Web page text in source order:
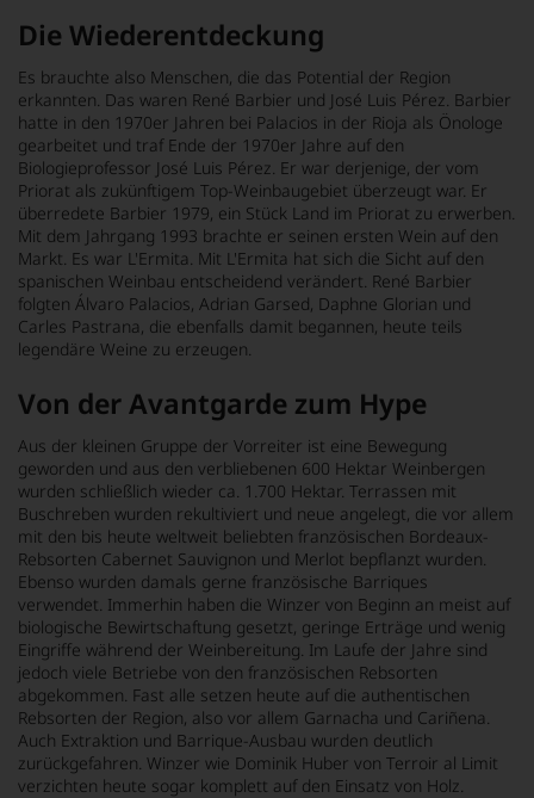
Die Wiederentdeckung
Es brauchte also Menschen, die das Potential der Region
erkannten. Das waren René Barbier und José Luis Pérez. Barbier
hatte in den 1970er Jahren bei Palacios in der Rioja als Önologe
gearbeitet und traf Ende der 1970er Jahre auf den
Biologieprofessor José Luis Pérez. Er war derjenige, der vom
Priorat als zukünftigem Top-Weinbaugebiet überzeugt war. Er
überredete Barbier 1979, ein Stück Land im Priorat zu erwerben.
Mit dem Jahrgang 1993 brachte er seinen ersten Wein auf den
Markt. Es war L'Ermita. Mit L'Ermita hat sich die Sicht auf den
spanischen Weinbau entscheidend verändert. René Barbier
folgten Álvaro Palacios, Adrian Garsed, Daphne Glorian und
Carles Pastrana, die ebenfalls damit begannen, heute teils
legendäre Weine zu erzeugen.
Von der Avantgarde zum Hype
Aus der kleinen Gruppe der Vorreiter ist eine Bewegung
geworden und aus den verbliebenen 600 Hektar Weinbergen
wurden schließlich wieder ca. 1.700 Hektar. Terrassen mit
Buschreben wurden rekultiviert und neue angelegt, die vor allem
mit den bis heute weltweit beliebten französischen Bordeaux-
Rebsorten Cabernet Sauvignon und Merlot bepflanzt wurden.
Ebenso wurden damals gerne französische Barriques
verwendet. Immerhin haben die Winzer von Beginn an meist auf
biologische Bewirtschaftung gesetzt, geringe Erträge und wenig
Eingriffe während der Weinbereitung. Im Laufe der Jahre sind
jedoch viele Betriebe von den französischen Rebsorten
abgekommen. Fast alle setzen heute auf die authentischen
Rebsorten der Region, also vor allem Garnacha und Cariñena.
Auch Extraktion und Barrique-Ausbau wurden deutlich
zurückgefahren. Winzer wie Dominik Huber von Terroir al Limit
verzichten heute sogar komplett auf den Einsatz von Holz.